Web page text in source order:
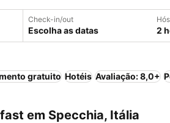
Check-in/out
Escolha as datas 2
gratuito Hotéis Avaliação: 8,0+
em Specchia, Itália